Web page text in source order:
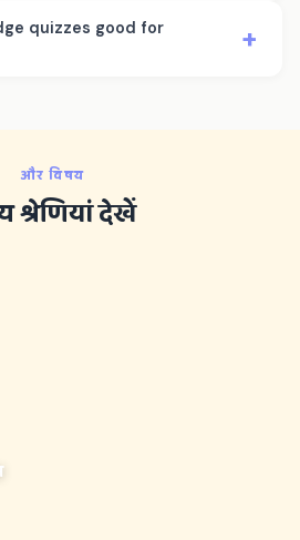
quizzes good for
+
और विषय
श्रेणियां देखें